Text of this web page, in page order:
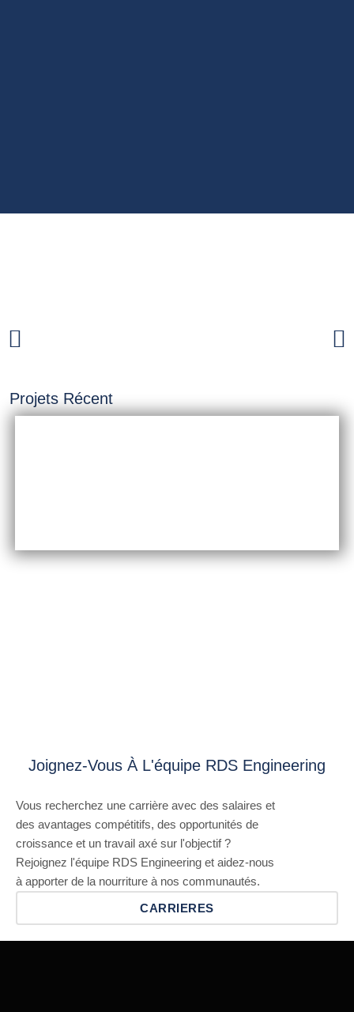
Projets Récent
Joignez-Vous À L'équipe RDS Engineering
Vous recherchez une carrière avec des salaires et
des avantages compétitifs, des opportunités de
croissance et un travail axé sur l'objectif ?
Rejoignez l'équipe RDS Engineering et aidez-nous
à apporter de la nourriture à nos communautés.
CARRIERES